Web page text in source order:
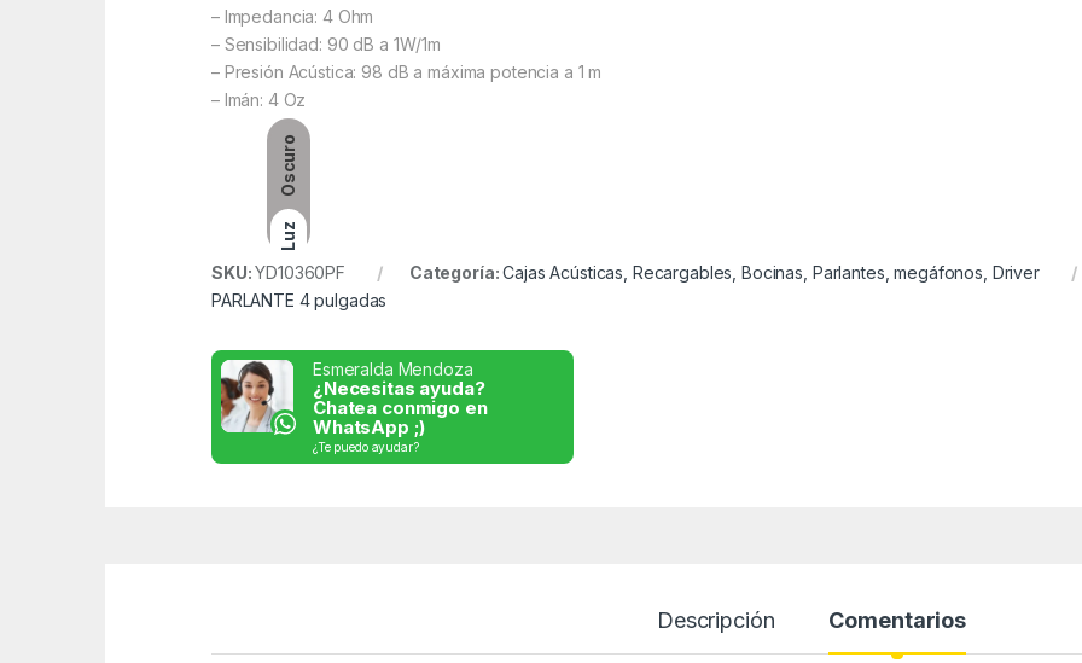
Oscuro
Luz
– Impedancia: 4 Ohm
– Sensibilidad: 90 dB a 1W/1m
– Presión Acústica: 98 dB a máxima potencia a 1 m
– Imán: 4 Oz
SKU:YD10360PF Categoría:Cajas Acústicas, Recargables, Bocinas, Parlantes, megáfonos, Driver
PARLANTE 4 pulgadas
Esmeralda Mendoza
¿Necesitas ayuda?
Chatea conmigo en
WhatsApp ;)
¿Te puedo ayudar?
Descripción Comentarios